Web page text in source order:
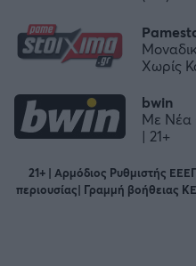
bwin
Με Νέα
| 21+
Χωρίς
21+ | Αρμόδιος Ρυθμιστής
περιουσίας| Γραμμή βοήθειας